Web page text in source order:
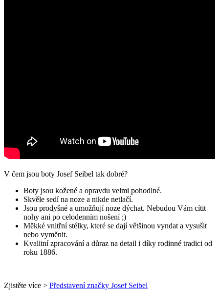
V čem jsou boty Josef Seibel tak dobré?
Boty jsou kožené a opravdu velmi pohodlné.
Skvěle sedí na noze a nikde netlačí.
Jsou prodyšné a umožňují noze dýchat. Nebudou Vám cítit
nohy ani po celodenním nošení ;)
Měkké vnitřní stélky, které se dají většinou vyndat a vysušit
nebo vyměnit.
Kvalitní zpracování a důraz na detail i díky rodinné tradici od
roku 1886.
Zjistěte více > Představení značky Josef Seibel